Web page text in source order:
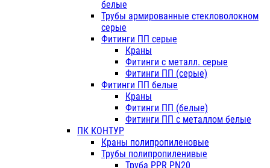
белые
Трубы армированные стекловолокном
серые
Фитинги ПП серые
Краны
Фитинги с металл. серые
Фитинги ПП (серые)
Фитинги ПП белые
Краны
Фитинги ПП (белые)
Фитинги ПП с металлом белые
ПК КОНТУР
Краны полипропиленовые
Трубы полипропиленивые
Труба PPR PN20